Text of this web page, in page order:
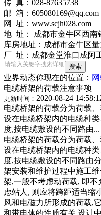
传 真：028-87635738
邮 箱：605080169@qq.com
网 址：www.scjh028.com
地 址： 成都市金牛区西南
库房地址：成都市金牛区
厂 址：成都金堂淮口成阿
业界动态你现在的位置：
电缆桥架的荷载注意事项
更新时间： 2020-08-24
电缆桥架的荷载分为荷载
设在电缆桥架内的电缆种
度,按电缆敷设的不同路由...
电缆桥架的荷载分为荷载
设在电缆桥架内的电缆种
度,按电缆敷设的不同路由
架安装和维护过程中施工
架,一般不考虑动荷载, 即
虑站人, 则应将跨距适当缩
风和电磁力所形成的荷载,
和带电体的性质有关,设计